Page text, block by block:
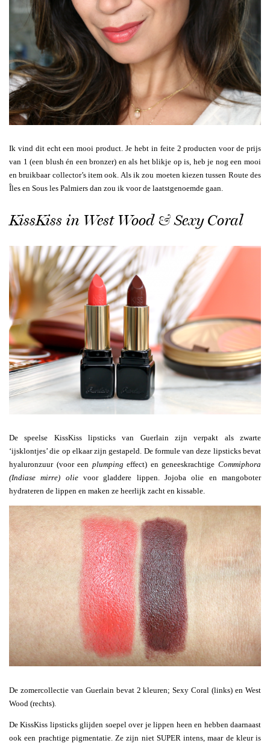
Ik vind dit echt een mooi product. Je hebt in feite 2 producten voor de prijs
van 1 (een blush én een bronzer) en als het blikje op is, heb je nog een mooi
en bruikbaar collector’s item ook. Als ik zou moeten kiezen tussen Route des
Îles en Sous les Palmiers dan zou ik voor de laatstgenoemde gaan.
KissKiss in West Wood & Sexy Coral
De speelse KissKiss lipsticks van Guerlain zijn verpakt als zwarte
‘ijsklontjes’ die op elkaar zijn gestapeld. De formule van deze lipsticks bevat
hyaluronzuur (voor een plumping effect) en geneeskrachtigeCommiphora
(Indiase mirre) olievoor gladdere lippen. Jojoba olie en mangoboter
hydrateren de lippen en maken ze heerlijk zacht en kissable.
De zomercollectie van Guerlain bevat 2 kleuren; Sexy Coral (links) en West
Wood (rechts).
De KissKiss lipsticks glijden soepel over je lippen heen en hebben daarnaast
ook een prachtige pigmentatie. Ze zijn niet SUPER intens, maar de kleur is